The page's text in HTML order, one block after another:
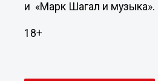
и «Марк Шагал и музыка».
18+